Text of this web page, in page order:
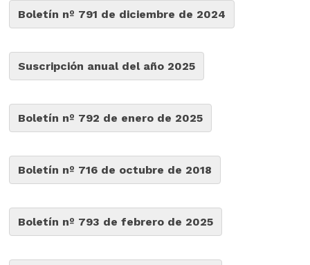
Boletín nº 791 de diciembre de 2024
Suscripción anual del año 2025
Boletín nº 792 de enero de 2025
Boletín nº 716 de octubre de 2018
Boletín nº 793 de febrero de 2025